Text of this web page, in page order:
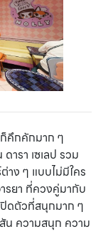
ก็คึกคักมาก ๆ
ารา เซเลป รวม
าง ๆ แบบไม่มีใคร
รยา ที่ควงคู่มากับ
ปิดตัวที่สนุกมาก ๆ
น ความสนุก ความ